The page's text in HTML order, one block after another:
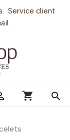
Service client
shopping_cart search